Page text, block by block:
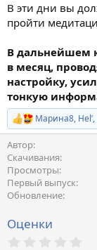
В эти дни вы
пройти
В дальнейшем
в месяц,
настройку,
тонкую
Р
е
а
к
ц
и
и
:
Марина8, Hel’,
Автор
Скачивания
Просмотры
Первый выпуск
Обновление
Оценки